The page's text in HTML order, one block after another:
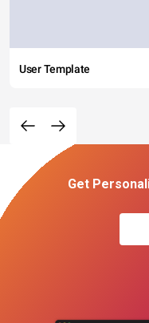
User Template
Get